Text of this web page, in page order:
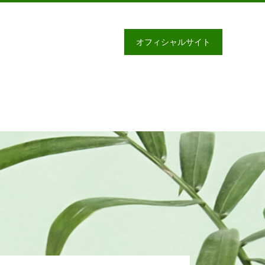
オフィシャルサイト